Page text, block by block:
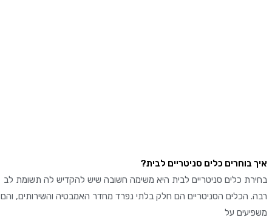
כלים סניטריים לבית?
כלים סניטריים לבית היא משימה חשובה שיש להקדיש לה תשומת לב
הסניטריים הם חלק בלתי נפרד מחדר האמבטיה והשירותים, והם
על